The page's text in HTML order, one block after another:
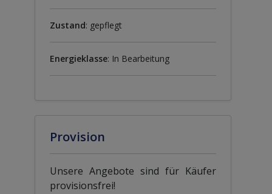
Zustand: gepflegt
Energieklasse: In Bearbeitung
Provision
Unsere Angebote sind für Käufer
provisionsfrei!